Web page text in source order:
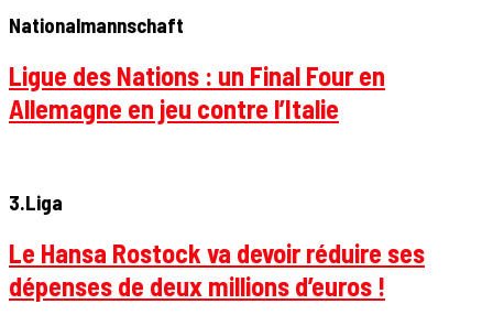
Nationalmannschaft
Ligue des Nations : un Final Four en
Allemagne en jeu contre l’Italie
3.Liga
Le Hansa Rostock va devoir réduire ses
dépenses de deux millions d’euros !